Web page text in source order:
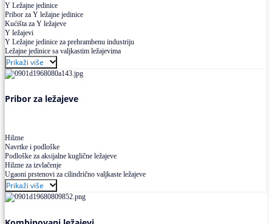
Y Ležajne jedinice
Pribor za Y ležajne jedinice
Kućišta za Y ležajeve
Y ležajevi
Y Ležajne jedinice za prehrambenu industriju
Ležajne jedinice sa valjkastim ležajevima
Prikaži više
Pribor za ležajeve
Hilzne
Navrtke i podloške
Podloške za aksijalne kuglične ležajeve
Hilzne za izvlačenje
Ugaoni prstenovi za cilindrično valjkaste ležajeve
Prikaži više